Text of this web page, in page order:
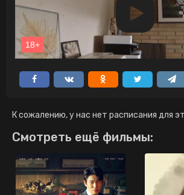
К сожалению, у нас нет расписания для
Смотреть ещё фильмы: